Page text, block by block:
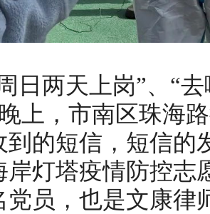
日两天上岗”、“
上，市南区珠海
到的短信，短信的
岸灯塔疫情防控志
党员，也是文康律